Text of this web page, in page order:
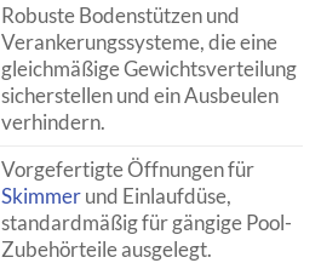
Robuste Bodenstützen und
Verankerungssysteme, die eine
gleichmäßige Gewichtsverteilung
sicherstellen und ein Ausbeulen
verhindern.
Vorgefertigte Öffnungen für
Skimmerund Einlaufdüse,
standardmäßig für gängige Pool-
Zubehörteile ausgelegt.